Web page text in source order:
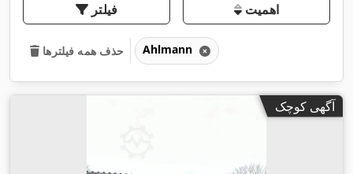
فیلتر اهمیت
حذف همه فیلترها Ahlmann
آگهی کوچک